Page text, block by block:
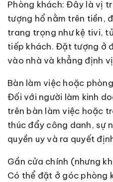
Phòng khách: Đây là vị
tượng hổ nằm trên tiền,
trang trọng như kệ tivi,
tiếp khách. Đặt tượng ở
vào nhà và khẳng định
Bàn làm việc hoặc
Đối với người làm kinh
trên bàn làm việc hoặc
thúc đẩy công danh, sự
quyền uy và ra quyết
Gần cửa chính (nhưng
Có thể đặt ở góc phòng